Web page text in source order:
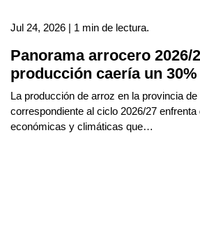
Jul 24, 2026 | 1 min de lectura.
Panorama arrocero 2026/
producción caería un 30%
La producción de arroz en la provincia
correspondiente al ciclo 2026/27 enfrenta
económicas y climáticas que…